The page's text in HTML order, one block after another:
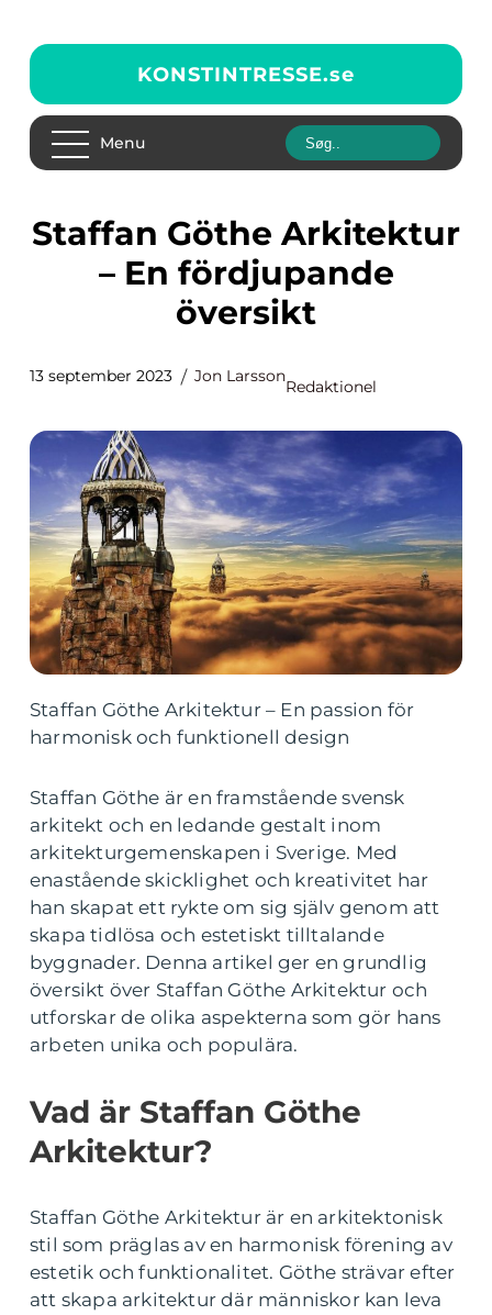
KONSTINTRESSE.se
Menu
Staffan Göthe Arkitektur
– En fördjupande
översikt
13 september 2023 Jon Larsson
Redaktionel
Staffan Göthe Arkitektur – En passion för
harmonisk och funktionell design
Staffan Göthe är en framstående svensk
arkitekt och en ledande gestalt inom
arkitekturgemenskapen i Sverige. Med
enastående skicklighet och kreativitet har
han skapat ett rykte om sig själv genom att
skapa tidlösa och estetiskt tilltalande
byggnader. Denna artikel ger en grundlig
översikt över Staffan Göthe Arkitektur och
utforskar de olika aspekterna som gör hans
arbeten unika och populära.
Vad är Staffan Göthe
Arkitektur?
Staffan Göthe Arkitektur är en arkitektonisk
stil som präglas av en harmonisk förening av
estetik och funktionalitet. Göthe strävar efter
att skapa arkitektur där människor kan leva